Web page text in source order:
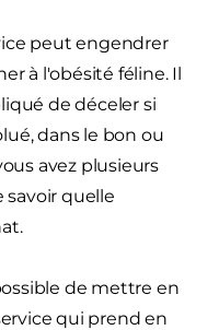
peut engendrer
à l'obésité féline. Il
de déceler si
dans le bon ou
avez plusieurs
savoir quelle
de mettre en
qui prend en